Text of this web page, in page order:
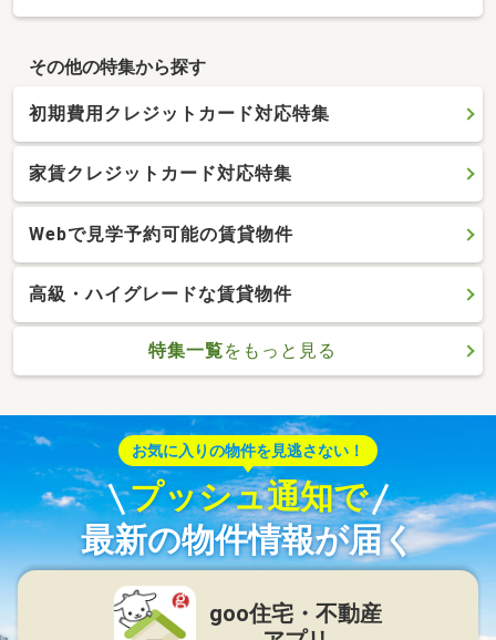
その他の特集から探す
初期費用クレジットカード対応特集
家賃クレジットカード対応特集
Webで見学予約可能の賃貸物件
高級・ハイグレードな賃貸物件
特集一覧をもっと見る
お気に入りの物件を見逃さない！
プッシュ通知で
最新の物件情報が届く
goo住宅・不動産